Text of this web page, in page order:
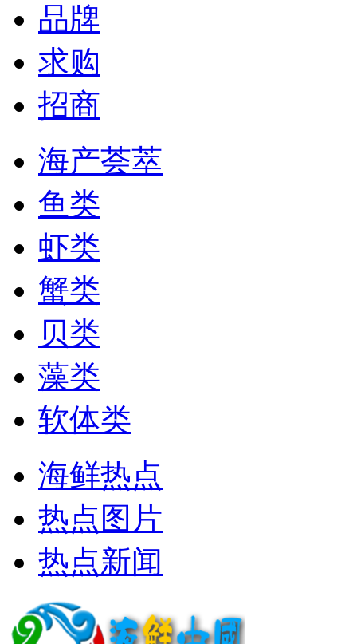
品牌
求购
招商
海产荟萃
鱼类
虾类
蟹类
贝类
藻类
软体类
海鲜热点
热点图片
热点新闻